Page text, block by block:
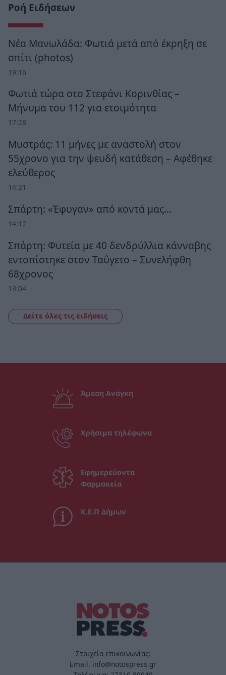
Ροή Ειδήσεων
Νέα Μανωλάδα: Φωτιά μετά από έκρηξη σε
σπίτι (photos)
19:16
Φωτιά τώρα στο Στεφάνι Κορινθίας –
Μήνυμα του 112 για ετοιμότητα
17:28
Μυστράς: 11 μήνες με αναστολή στον
55χρονο για την ψευδή κατάθεση – Αφέθηκε
ελεύθερος
14:21
Σπάρτη: «Έφυγαν» από κοντά μας…
14:12
Σπάρτη: Φυτεία με 40 δενδρύλλια κάνναβης
εντοπίστηκε στον Ταΰγετο – Συνελήφθη
68χρονος
13:04
Δείτε όλες τις ειδήσεις
Άμεση Ανάγκη
Χρήσιμα τηλέφωνα
Εφημερεύοντα
Φαρμακεία
Κ.Ε.Π Δήμων
Στοιχεία επικοινωνίας:
Email. info@notospress.gr